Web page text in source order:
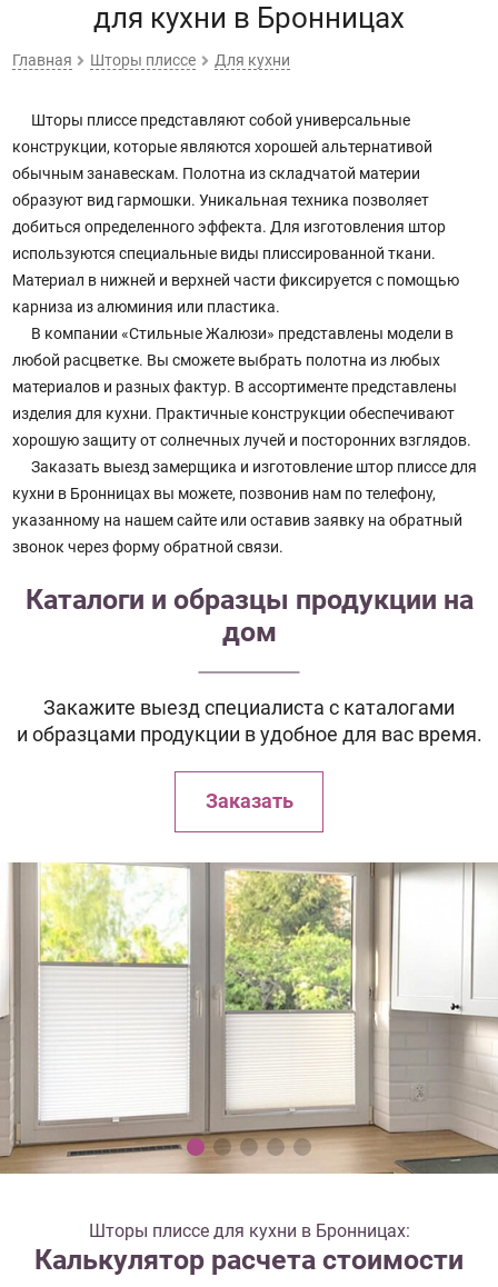
для кухни в Бронницах
Главная Шторы плиссе Для кухни
Шторы плиссе представляют собой универсальные
конструкции, которые являются хорошей альтернативой
обычным занавескам. Полотна из складчатой материи
образуют вид гармошки. Уникальная техника позволяет
добиться определенного эффекта. Для изготовления штор
используются специальные виды плиссированной ткани.
Материал в нижней и верхней части фиксируется с помощью
карниза из алюминия или пластика.
В компании «Стильные Жалюзи» представлены модели в
любой расцветке. Вы сможете выбрать полотна из любых
материалов и разных фактур. В ассортименте представлены
изделия для кухни. Практичные конструкции обеспечивают
хорошую защиту от солнечных лучей и посторонних взглядов.
Заказать выезд замерщика и изготовление штор плиссе для
кухни в Бронницах вы можете, позвонив нам по телефону,
указанному на нашем сайте или оставив заявку на обратный
звонок через форму обратной связи.
Каталоги и образцы продукции на
дом
Закажите выезд специалиста с каталогами
и образцами продукции в удобное для вас время.
Заказать
Шторы плиссе для кухни в Бронницах:
Калькулятор расчета стоимости